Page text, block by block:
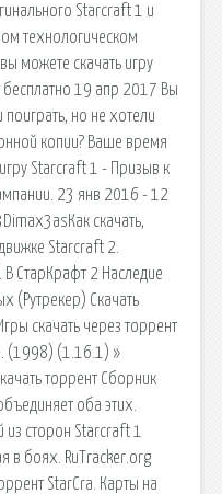
Starcraft 1 и
технологическом
можете скачать игру
бесплатно 19 апр 2017 Вы
но не хотели
копии? Ваше время
Starcraft 1 - Призыв к
23 янв 2016 - 12
скачать,
Starcraft 2.
СтарКрафт 2 Наследие
(Рутрекер) Скачать
скачать через торрент
(1998) (1.16.1) »
торрент Сборник
оба этих.
из сторон Starcraft 1
в боях. RuTracker.org
StarCra. Карты на